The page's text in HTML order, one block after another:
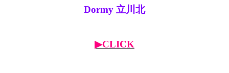
Dormy 立川北
▶CLICK